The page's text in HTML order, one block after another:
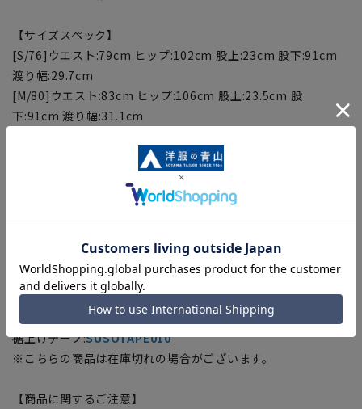
【サイズスペック】
[S/76]ウエスト:79cm ヒップ:102cm 股上:23cm 股下:91cm
渡り幅:29.7cm
[M/80]ウエスト:83cm ヒップ:106cm 股上:23.5cm 股
下:91cm 渡り幅:31.1cm
[LL/88]ウエスト:91cm ヒップ:114cm 股上:24.5cm 股
下:91cm 渡り幅:33.9cm
■こちらの商品はご購入時またはご購入後の裾上げが必要な商
品となります。裾上げテープは当サイトでご購入いただけま
裾上げテープ:SUSOTAPE010
※こちらの商品は在庫切れの場合がございます。
【商品に関するご注意】